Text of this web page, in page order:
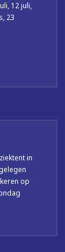
12 juli,
23
in
op